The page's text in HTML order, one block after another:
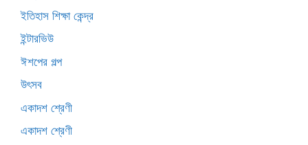
ইতিহাস শিক্ষা কেন্দ্র
ইন্টারভিউ
ঈশপের গল্প
উৎসব
একাদশ শ্রেণী
একাদশ শ্রেণী